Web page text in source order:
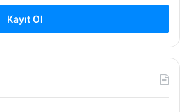
Kayıt Ol